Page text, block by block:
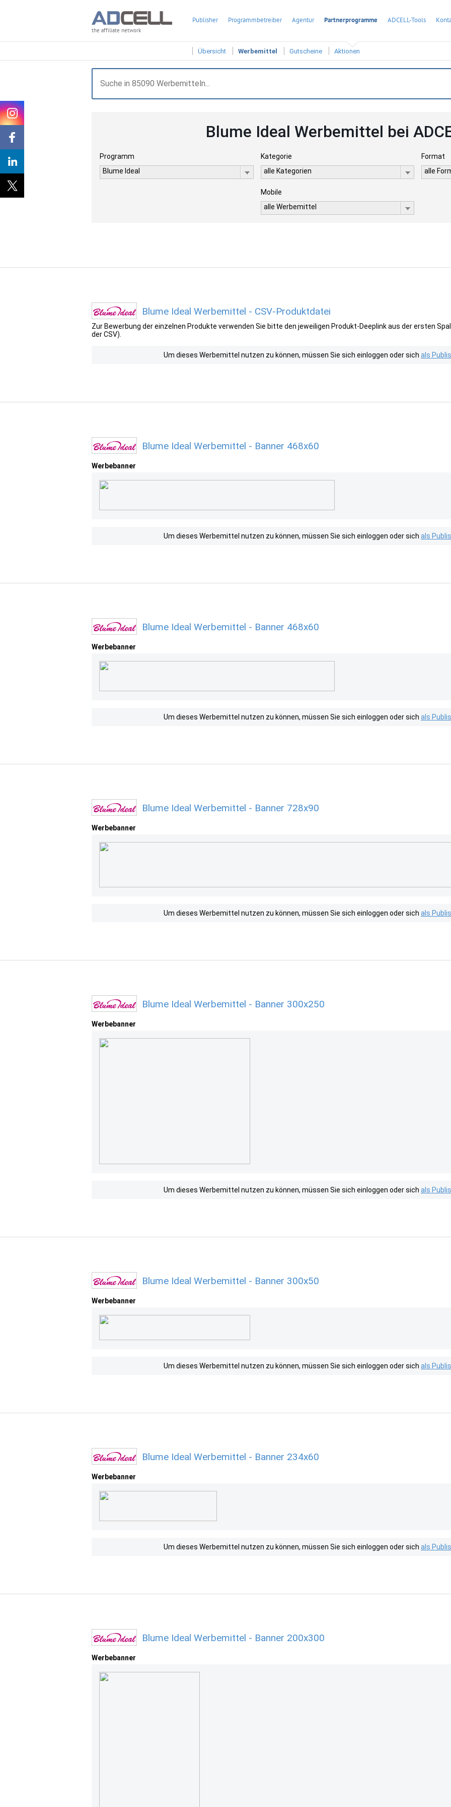
the affiliate network
Publisher Programmbetreiber Agentur Partnerprogramme ADCELL-Tools
Übersicht Werbemittel Gutscheine Aktionen
Blume Ideal Werbemittel bei
Programm
Blume Ideal
Kategorie
alle Kategorien
Format
alle
Mobile
alle Werbemittel
Blume Ideal Werbemittel - CSV-Produktdatei
Zur Bewerbung der einzelnen Produkte verwenden Sie bitte den jeweiligen Produkt-Deeplink aus der ersten
der CSV).
Um dieses Werbemittel nutzen zu können, müssen Sie sich einloggen oder sich als
Blume Ideal Werbemittel - Banner 468x60
Werbebanner
Um dieses Werbemittel nutzen zu können, müssen Sie sich einloggen oder sich als
Blume Ideal Werbemittel - Banner 468x60
Werbebanner
Um dieses Werbemittel nutzen zu können, müssen Sie sich einloggen oder sich als
Blume Ideal Werbemittel - Banner 728x90
Werbebanner
Um dieses Werbemittel nutzen zu können, müssen Sie sich einloggen oder sich als
Blume Ideal Werbemittel - Banner 300x250
Werbebanner
Um dieses Werbemittel nutzen zu können, müssen Sie sich einloggen oder sich als
Blume Ideal Werbemittel - Banner 300x50
Werbebanner
Um dieses Werbemittel nutzen zu können, müssen Sie sich einloggen oder sich als
Blume Ideal Werbemittel - Banner 234x60
Werbebanner
Um dieses Werbemittel nutzen zu können, müssen Sie sich einloggen oder sich als
Blume Ideal Werbemittel - Banner 200x300
Werbebanner